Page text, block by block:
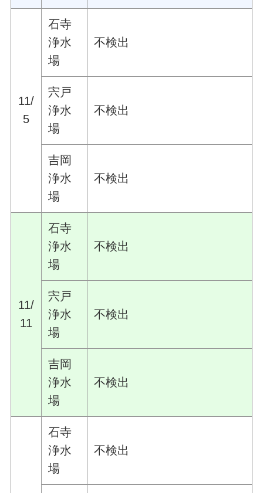
11/
5
石寺
浄水
場
不検出
宍戸
浄水
場
不検出
吉岡
浄水
場
不検出
11/
11
石寺
浄水
場
不検出
宍戸
浄水
場
不検出
吉岡
浄水
場
不検出
石寺
浄水
場
不検出